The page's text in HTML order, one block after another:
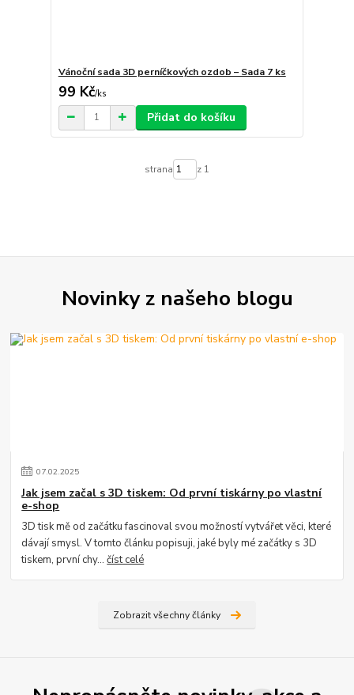
Vánoční sada 3D perníčkových ozdob – Sada 7 ks
99 Kč/ks
Přidat do košíku
strana z 1
Novinky z našeho blogu
07.02.2025
Jak jsem začal s 3D tiskem: Od první tiskárny po vlastní
e-shop
3D tisk mě od začátku fascinoval svou možností vytvářet věci, které
dávají smysl. V tomto článku popisuji, jaké byly mé začátky s 3D
tiskem, první chy...číst celé
Zobrazit všechny články